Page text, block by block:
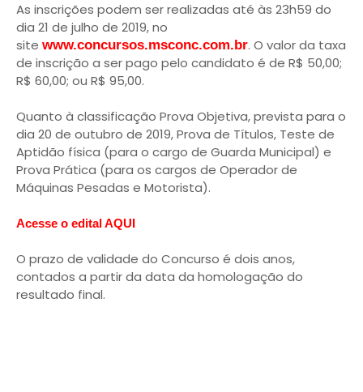
As inscrições podem ser realizadas até às 23h59 do
dia 21 de julho de 2019, no
site www.concursos.msconc.com.br. O valor da taxa
de inscrição a ser pago pelo candidato é de R$ 50,00;
R$ 60,00; ou R$ 95,00.
Quanto à classificação Prova Objetiva, prevista para o
dia 20 de outubro de 2019, Prova de Títulos, Teste de
Aptidão física (para o cargo de Guarda Municipal) e
Prova Prática (para os cargos de Operador de
Máquinas Pesadas e Motorista).
Acesse o edital AQUI
O prazo de validade do Concurso é dois anos,
contados a partir da data da homologação do
resultado final.